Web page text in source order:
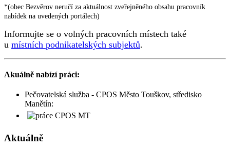
*(obec Bezvěrov neručí za aktuálnost zveřejněného obsahu pracovník
nabídek na uvedených portálech)
Informujte se o volných pracovních místech také
u místních podnikatelských subjektů.
Akuálně nabízí práci:
Pečovatelská služba - CPOS Město Touškov, středisko
Manětín:
Aktuálně